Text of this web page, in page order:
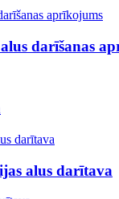
darīšanas
alus darītava